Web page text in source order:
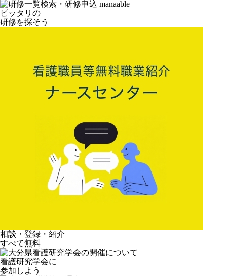
ピッタリの
研修を探そう
相談・登録・紹介
すべて無料
看護研究学会に
参加しよう